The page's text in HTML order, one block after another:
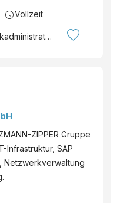
Vollzeit
ZIPPER Gruppe
Infrastruktur, SAP
Netzwerkverwaltung